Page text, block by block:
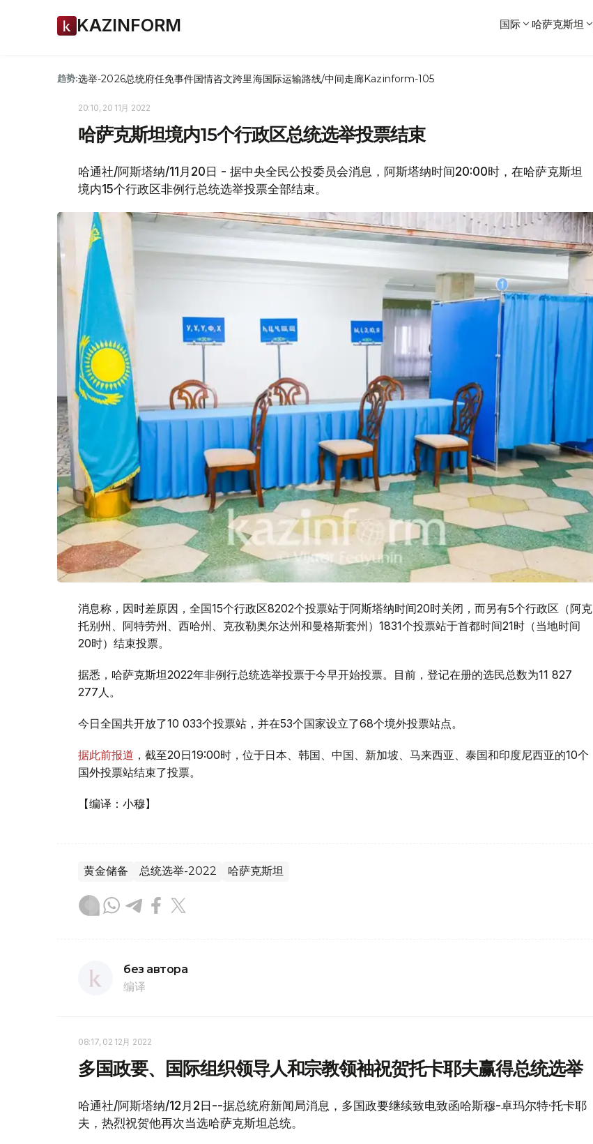
KAZINFORM 国际 哈萨克斯坦
趋势:选举-2026总统府任免事件国情咨文跨里海国际运输路线/中间走廊Kazinform-105
20:10, 20 11月 2022
哈萨克斯坦境内15个行政区总统选举投票结束
哈通社/阿斯塔纳/11月20日 - 据中央全民公投委员会消息，阿斯塔纳时间20:00时，在哈萨克斯坦
境内15个行政区非例行总统选举投票全部结束。
消息称，因时差原因，全国15个行政区8202个投票站于阿斯塔纳时间20时关闭，而另有5个行政区（阿克
托别州、阿特劳州、西哈州、克孜勒奥尔达州和曼格斯套州）1831个投票站于首都时间21时（当地时间
20时）结束投票。
据悉，哈萨克斯坦2022年非例行总统选举投票于今早开始投票。目前，登记在册的选民总数为11 827
277人。
今日全国共开放了10 033个投票站，并在53个国家设立了68个境外投票站点。
据此前报道 ，截至20日19:00时，位于日本、韩国、中国、新加坡、马来西亚、泰国和印度尼西亚的10个
国外投票站结束了投票。
【编译：小穆】
黄金储备 总统选举-2022 哈萨克斯坦
без автора
编译
08:17, 02 12月 2022
多国政要、国际组织领导人和宗教领袖祝贺托卡耶夫赢得总统选举
哈通社/阿斯塔纳/12月2日--据总统府新闻局消息，多国政要继续致电致函哈斯穆-卓玛尔特·托卡耶
夫，热烈祝贺他再次当选哈萨克斯坦总统。